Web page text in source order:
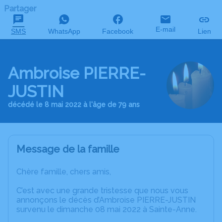
Partager
SMS WhatsApp Facebook E-mail Lien
Ambroise PIERRE-
JUSTIN
décédé le 8 mai 2022 à l'âge de 79 ans
Message de la famille
Chère famille, chers amis,
C’est avec une grande tristesse que nous vous
annonçons le décès d’Ambroise PIERRE-JUSTIN
survenu le dimanche 08 mai 2022 à Sainte-Anne.